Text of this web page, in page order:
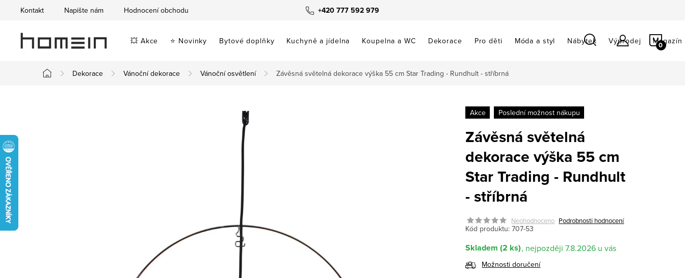
obsah
+420 777 592 979
Kontakt Napište nám Hodnocení obchodu
💥 Akce ⭐ Novinky Bytové doplňky Kuchyně a jídelna Koupelna a WC Dekorace Pro děti Móda a styl Nábytek Výprodej Magazín
Domů
Dekorace Vánoční dekorace Vánoční osvětlení Závěsná světelná dekorace výška 55 cm Star Trading - Rundhult - stříbrná
Akce Poslední možnost nákupu
Závěsná světelná
dekorace výška 55 cm
Star Trading - Rundhult
- stříbrná
Neohodnoceno Podrobnosti hodnocení
Kód produktu: 707-53
Skladem (2 ks) 7.8.2026
Možnosti doručení